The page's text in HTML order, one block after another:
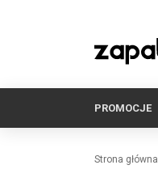
PROMOCJE
Strona główna